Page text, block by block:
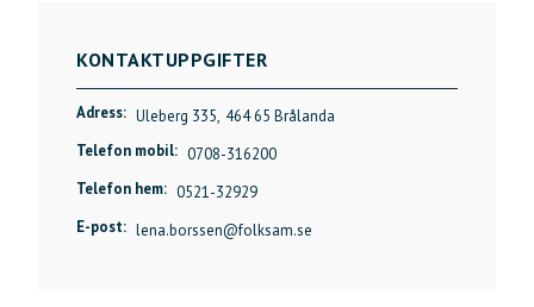
KONTAKTUPPGIFTER
Adress: Uleberg 335, 464 65 Brålanda
Telefon mobil: 0708-316200
Telefon hem: 0521-32929
E-post: lena.borssen@folksam.se